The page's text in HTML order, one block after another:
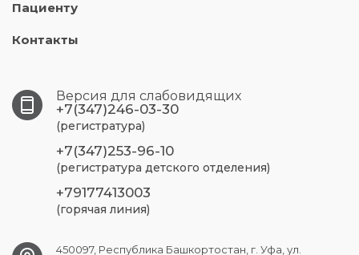
Пациенту
Контакты
Версия для слабовидящих
+7(347)246-03-30
(регистратура)
+7(347)253-96-10
(регистратура детского отделения)
+79177413003
(горячая линия)
450097, Республика Башкортостан, г. Уфа, ул.